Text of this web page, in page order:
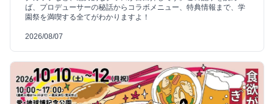
ば、プロデューサーの秘話からコラボメニュー、特典情報まで、学
園祭を満喫する全てがわかりますよ！
2026/08/07